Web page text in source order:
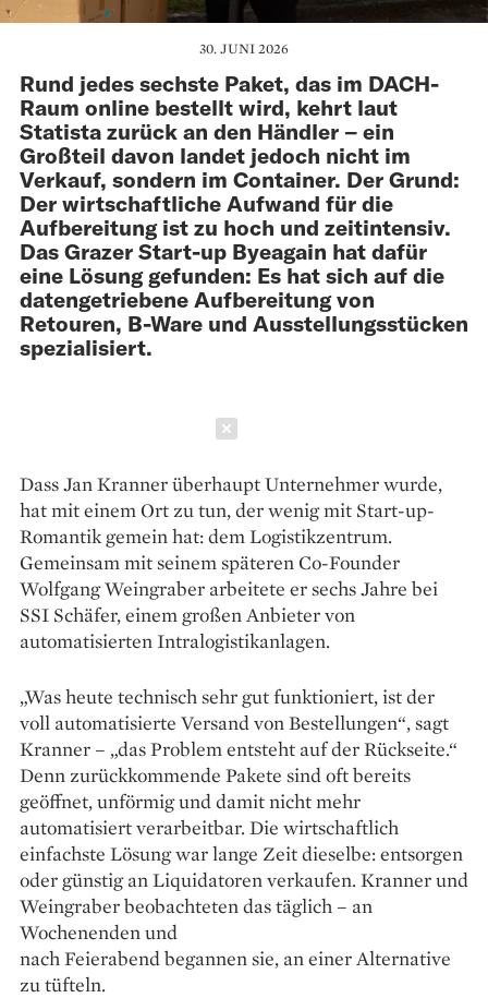
30. JUNI 2026
Rund jedes sechste Paket, das im DACH-
Raum online bestellt wird, kehrt laut
Statista zurück an den Händler – ein
Großteil davon landet jedoch nicht im
Verkauf, sondern im Container. Der Grund:
Der wirtschaftliche Aufwand für die
Aufbereitung ist zu hoch und zeitintensiv.
Das Grazer Start-up Byeagain hat dafür
eine Lösung gefunden: Es hat sich auf die
datengetriebene Aufbereitung von
Retouren, B-Ware und Ausstellungsstücken
spezialisiert.
Dass Jan Kranner überhaupt Unternehmer wurde,
hat mit einem Ort zu tun, der wenig mit Start-up-
Romantik gemein hat: dem Logistikzentrum.
Gemeinsam mit seinem späteren Co-Founder
Wolfgang Weingraber arbeitete er sechs Jahre bei
SSI Schäfer, einem großen Anbieter von
automatisierten Intralogistikanlagen.
„Was heute technisch sehr gut funktioniert, ist der
voll automatisierte Versand von Bestellungen“, sagt
Kranner – „das Problem entsteht auf der Rückseite.“
Denn zurückkommende Pakete sind oft bereits
geöffnet, unförmig und damit nicht mehr
automatisiert ver­arbeitbar. Die wirtschaftlich
einfachste Lösung war lange Zeit dieselbe: entsorgen
oder günstig an ­Liqui­datoren verkaufen. Kranner und
Weingraber beobach­teten das täglich – an
Wochenenden und
nach Feierabend begannen sie, an einer Alternative
zu tüfteln.